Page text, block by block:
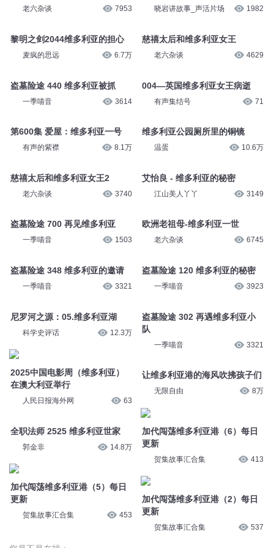
老六杂谈 7953
黎明之剑2044维多利亚的担心
麦疯的思远 6.7万
盗墓险途 440 维多利亚被抓
一季喵音 3614
第600集 爱屋：维多利亚一号
有声的紫襟 8.1万
慈禧太后和维多利亚女王2
老六杂谈 3740
盗墓险途 700 再见维多利亚
一季喵音 1503
盗墓险途 348 维多利亚的邀请
一季喵音 3321
尼罗河之源：05.维多利亚湖
科学史评话 12.3万
2025中国电影周（维多利亚）
在澳大利亚举行
人民日报海外网 63
全职法师 2525 维多利亚世家
郭金非 14.8万
加代闯荡维多利亚港（5）每日
更新
贺集故事汇合集 453
晓岩讲故事_声活片场 1982
慈禧太后和维多利亚女王
老六杂谈 4629
004—英国维多利亚女王病逝
有声集结号 71
维多利亚公园厕所里的铜镜
温蛋 10.6万
艾怡良 - 维多利亚的秘密
江山美人丫丫 3149
欧洲老祖母-维多利亚一世
老六杂谈 6745
盗墓险途 120 维多利亚的秘密
一季喵音 3923
盗墓险途 302 再遇维多利亚小
队
一季喵音 3321
让维多利亚港的海风吹拂孩子们
无限自由 8万
加代闯荡维多利亚港（6）每日
更新
贺集故事汇合集 413
加代闯荡维多利亚港（2）每日
更新
贺集故事汇合集 537